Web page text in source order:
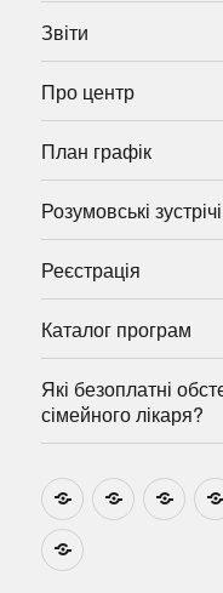
Звіти
Про центр
План графік
Розумовські зустрічі
Реєстрація
Каталог програм
Які безоплатні
сімейного лікаря?
Новини
методичні
Ми
на
Які
безоплатні